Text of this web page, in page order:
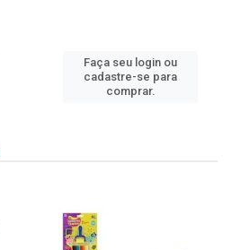
Faça seu login ou
cadastre-se para
comprar.